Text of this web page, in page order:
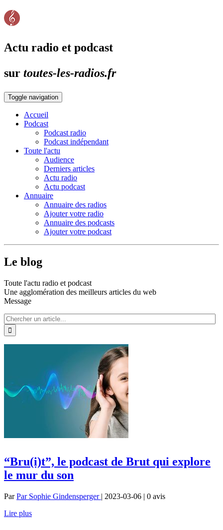
Actu radio et podcast
sur toutes-les-radios.fr
Toggle navigation
Accueil
Podcast
Podcast radio
Podcast indépendant
Toute l'actu
Audience
Derniers articles
Actu radio
Actu podcast
Annuaire
Annuaire des radios
Ajouter votre radio
Annuaire des podcasts
Ajouter votre podcast
Le blog
Toute l'actu radio et podcast
Une agglomération des meilleurs articles du web
Message
“Bru(i)t”, le podcast de Brut qui explore
le mur du son
ParPar Sophie Gindensperger | 2023-03-06 | 0 avis
Lire plus